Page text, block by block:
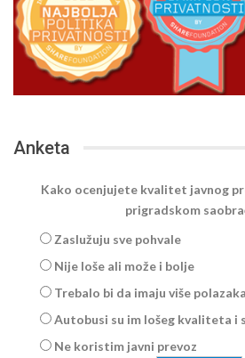
Anketa
Kako ocenjujete kvalitet javnog
prigradskom
Zaslužuju sve pohvale
Nije loše ali može i bolje
Trebalo bi da imaju više polazaka
Autobusi su im lošeg kvaliteta i
Ne koristim javni prevoz